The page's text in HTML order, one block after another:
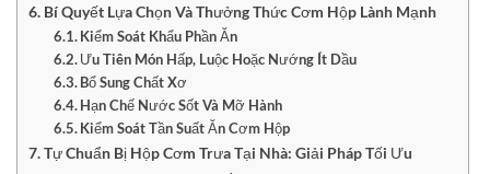
Bí Quyết Lựa Chọn Và Thưởng Thức Cơm Hộp Lành Mạnh
Kiểm Soát Khẩu Phần Ăn
Ưu Tiên Món Hấp, Luộc Hoặc Nướng Ít Dầu
Bổ Sung Chất Xơ
Hạn Chế Nước Sốt Và Mỡ Hành
Kiểm Soát Tần Suất Ăn Cơm Hộp
Tự Chuẩn Bị Hộp Cơm Trưa Tại Nhà: Giải Pháp Tối Ưu